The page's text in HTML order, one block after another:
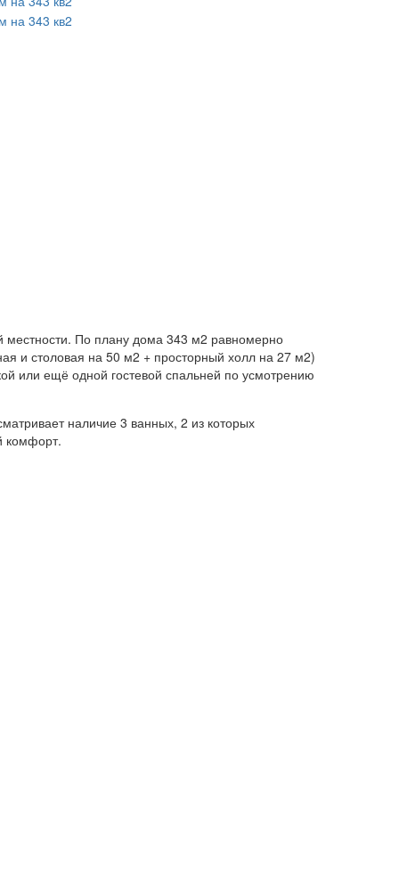
местности. По плану дома 343 м2 равномерно
и столовая на 50 м2 + просторный холл на 27 м2)
или ещё одной гостевой спальней по усмотрению
наличие 3 ванных, 2 из которых
комфорт.